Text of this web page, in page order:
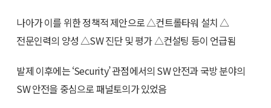
나아가 이를 위한 정책적 제안으로 △컨트롤타워 설치 △
전문인력의 양성 △SW 진단 및 평가 △컨설팅 등이 언급됨
발제 이후에는 ‘Security’ 관점에서의 SW 안전과 국방 분야의
SW 안전을 중심으로 패널토의가 있었음